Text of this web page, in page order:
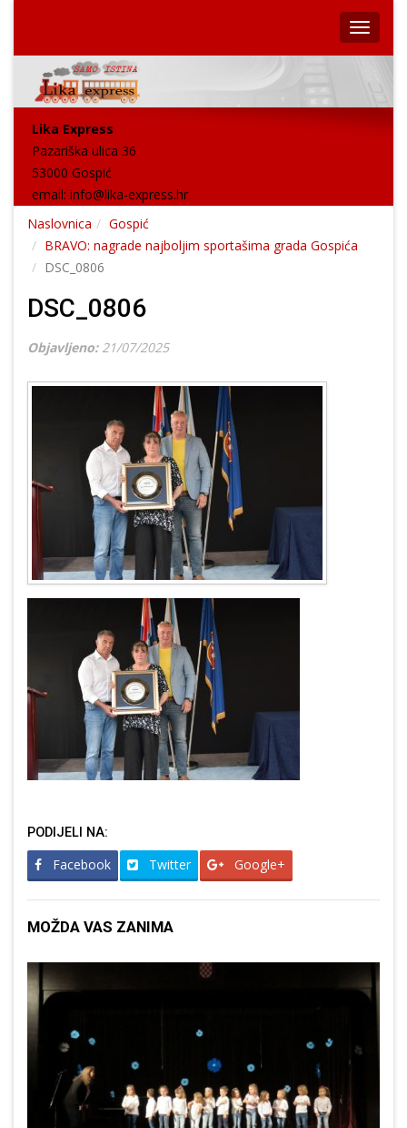
Lika Express
Pazariška ulica 36
53000 Gospić
email: info@lika-express.hr
Naslovnica
Gospić
BRAVO: nagrade najboljim sportašima grada Gospića
DSC_0806
DSC_0806
Objavljeno: 21/07/2025
PODIJELI NA:
Facebook Twitter Google+
MOŽDA VAS ZANIMA